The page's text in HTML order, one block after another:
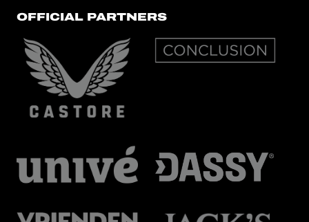
OFFICIAL PARTNERS